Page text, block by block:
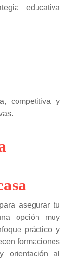
educativa
competitiva y
asegurar tu
opción muy
práctico y
formaciones
orientación al